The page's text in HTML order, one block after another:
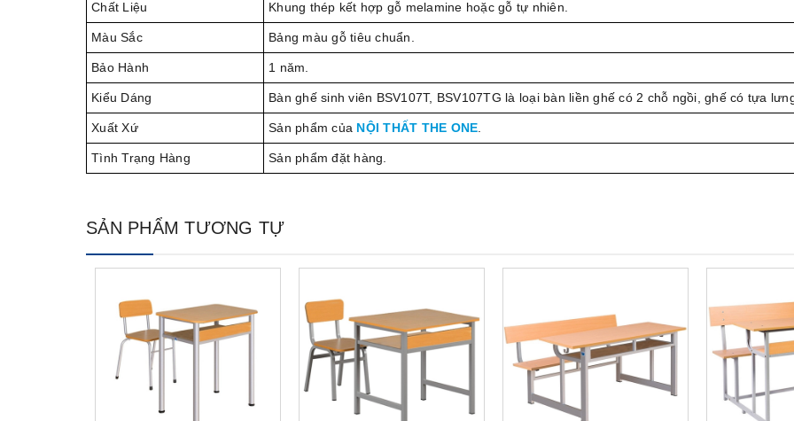
Chất Liệu Khung thép kết hợp gỗ melamine hoặc gỗ tự nhiên.
Màu Sắc Bảng màu gỗ tiêu chuẩn.
Bảo Hành 1 năm.
Kiểu Dáng Bàn ghế sinh viên BSV107T, BSV107TG là loại bàn liền ghế có 2 chỗ ngồi, ghế có tựa
Xuất Xứ Sản phẩm của NỘI THẤT THE ONE
Tình Trạng Hàng Sản phẩm đặt hàng.
SẢN PHẨM TƯƠNG TỰ